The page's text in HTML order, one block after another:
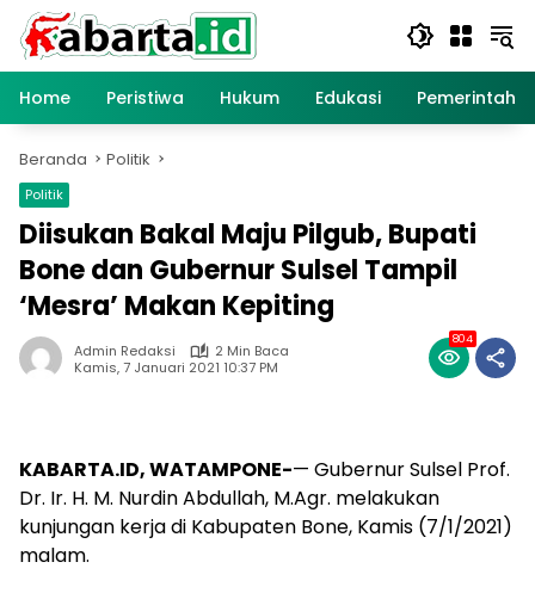
Langsung
konten
Home
Peristiwa Hukum Edukasi
Beranda Politik
Politik
Diisukan Bakal Maju Pilgub, Bupati
Bone dan Gubernur Sulsel Tampil
‘Mesra’ Makan Kepiting
Admin Redaksi
2 Min Baca
Kamis, 7 Januari 2021 10:37 PM
804
KABARTA.ID, WATAMPONE-— Gubernur Sulsel Prof.
Dr. Ir. H. M. Nurdin Abdullah, M.Agr. melakukan
kunjungan kerja di Kabupaten Bone, Kamis (7/1/2021)
malam.